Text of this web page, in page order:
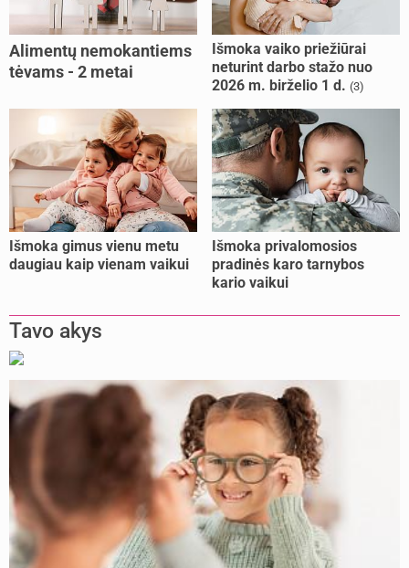
Alimentų nemokantiems
tėvams - 2 metai
Išmoka vaiko priežiūrai
neturint darbo stažo nuo
2026 m. birželio 1 d. (3)
Išmoka gimus vienu metu
daugiau kaip vienam vaikui
Išmoka privalomosios
pradinės karo tarnybos
kario vaikui
Tavo akys